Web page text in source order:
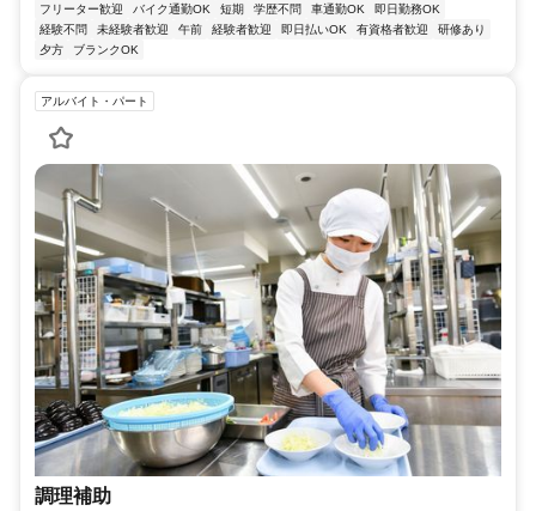
フリーター歓迎
バイク通勤OK 短期 学歴不問 車通勤OK
即日勤務OK
経験不問
未経験者歓迎 午前 経験者歓迎 即日払いOK 有資格者歓迎
研修あり
夕方
ブランクOK
アルバイト・パート
調理補助